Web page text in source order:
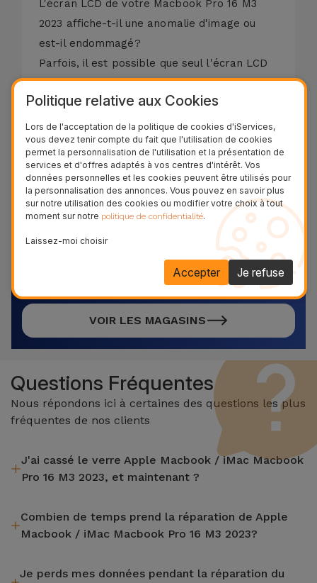
L'écran LCD de votre Macbook Pro 16 M3
2023 affiche-t-il une anomalie d'image ou
est-il endommagé?
Parfois, il est possible que seul l'écran LCD
soit endommagé, laissant le reste du
moniteur complètement intact. Le diagnostic
est gratuit!
598,00 € - TVA incluse.
Référence:REP304314
Réparez votre équipement
Découvrez et venez dans l’un de nos plus de 28
magasins au Belgique
VOIR LES MAGASINS
Questions Fréquentes
Nous répondons ici à certaines des questions les plus
fréquentes de nos clients
J'ai cassé le verre Apple Macbook / iMac Macbook
Pro 16 M3 2023, et maintenant ?
de 2 ans. Trouvez le magasin le plus proche.
Combien de temps prend la réparation de Apple
Macbook / iMac Macbook Pro 16 M3 2023?
l'écran, sont effectuées en environ 20 à 30 minutes.
Je perds mes données pendant la réparation du
Politique relative aux Cookies
Lors de l'acceptation de la politique de cookies d'iServices,
vous devez tenir compte du fait que l'utilisation de cookies
permet la personnalisation de l'utilisation et la présentation de
services et d'offres adaptés à vos centres d'intérêt. Vos
données personnelles et les cookies peuvent être utilisés pour
la personnalisation des annonces. Vous pouvez en savoir plus
sur notre utilisation des cookies ou modifier votre choix à tout
moment sur notre politique de confidentialité.
Laissez-moi choisir
Je refuse
Accepter